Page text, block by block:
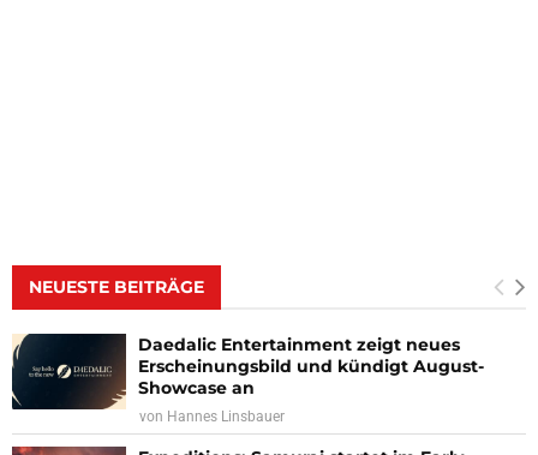
NEUESTE BEITRÄGE
Daedalic Entertainment zeigt neues
Erscheinungsbild und kündigt August-
Showcase an
von Hannes Linsbauer